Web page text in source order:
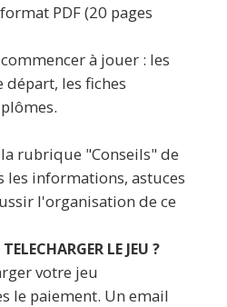
PDF (20 pages
à jouer : les
départ, les fiches
rubrique "Conseils" de
les informations, astuces
l'organisation de ce
LE JEU ?
votre jeu
le paiement. Un email